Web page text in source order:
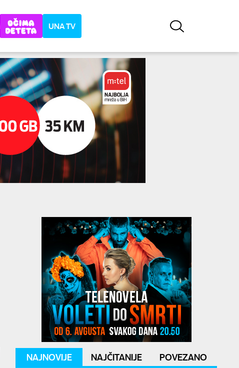
UNA TV
NAJNOVIJE NAJČITANIJE POVEZANO